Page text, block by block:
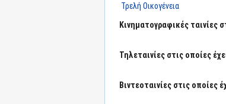
Τρελή Οικογένεια
Κινηματογραφικές ταινίες
Τηλεταινίες στις οποίες
Βιντεοταινίες στις οποίες